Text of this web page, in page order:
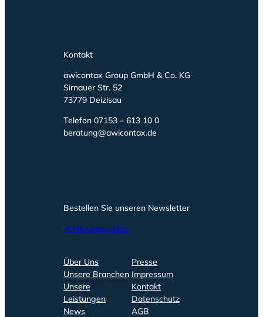
Kontakt
awicontax Group GmbH & Co. KG
Sirnauer Str. 52
73779 Deizisau
Telefon 07153 – 613 10 0
beratung@awicontax.de
Bestellen Sie unseren Newsletter
➔ Hier anmelden
Über Uns
Unsere Branchen
Unsere
Leistungen
News
Presse
Impressum
Kontakt
Datenschutz
AGB